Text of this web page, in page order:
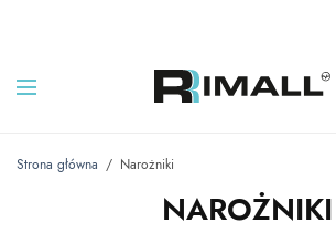
Strona główna / Narożniki
NAROŻNIKI